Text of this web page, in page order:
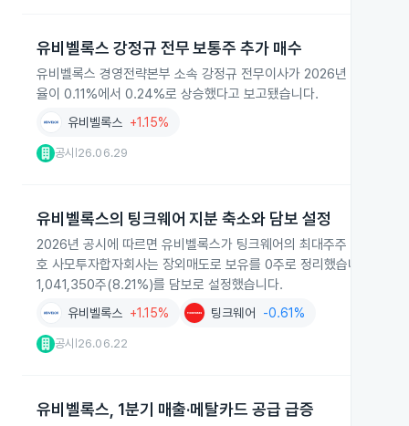
유비벨록스 강정규 전무 보통주 추가 매수
유비벨록스 경영전략본부 소속 강정규 전무이사가 2026년 6월 25
율이 0.11%에서 0.24%로 상승했다고 보고됐습니다.
유비벨록스 +1.15%
공시 26.06.29
유비벨록스의 팅크웨어 지분 축소와 담보 설정
2026년 공시에 따르면 유비벨록스가 팅크웨어의 최대주주 보유
호 사모투자합자회사는 장외매도로 보유를 0주로 정리했습니다. 유
1,041,350주(8.21%)를 담보로 설정했습니다.
유비벨록스 +1.15% 팅크웨어 -0.61%
공시 26.06.22
유비벨록스, 1분기 매출·메탈카드 공급 급증